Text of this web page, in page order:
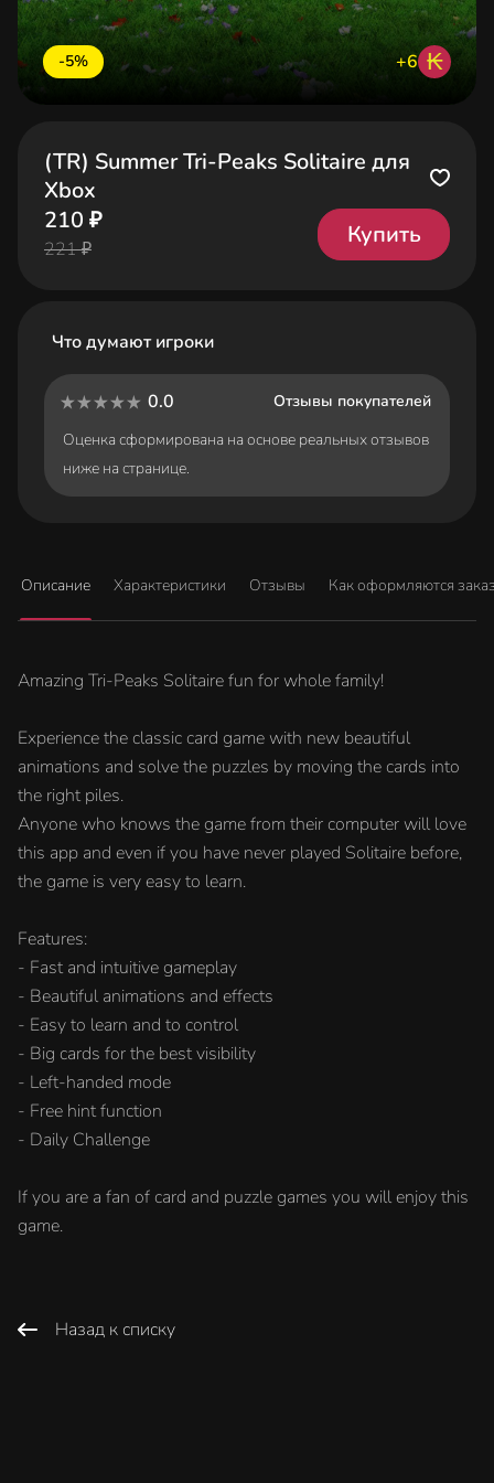
-5% +6 ₭
(TR) Summer Tri-Peaks Solitaire для
Xbox
210 ₽
221 ₽
Купить
Что думают игроки
0.0
Отзывы покупателей
Оценка сформирована на основе реальных отзывов
ниже на странице.
Описание Характеристики Отзывы Как оформляются
Amazing Tri-Peaks Solitaire fun for whole family!
Experience the classic card game with new beautiful
animations and solve the puzzles by moving the cards into
the right piles.
Anyone who knows the game from their computer will love
this app and even if you have never played Solitaire before,
the game is very easy to learn.
Features:
- Fast and intuitive gameplay
- Beautiful animations and effects
- Easy to learn and to control
- Big cards for the best visibility
- Left-handed mode
- Free hint function
- Daily Challenge
If you are a fan of card and puzzle games you will enjoy this
game.
Назад к списку